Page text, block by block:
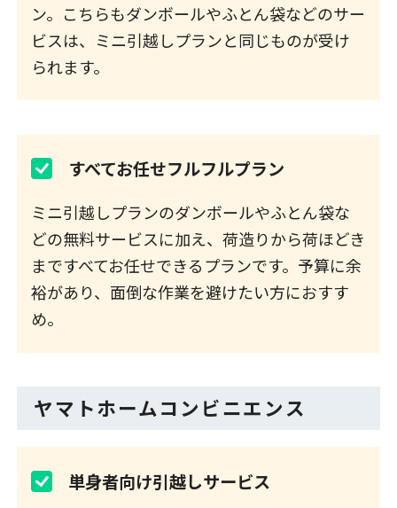
ン。こちらもダンボールやふとん袋などのサー
ビスは、ミニ引越しプランと同じものが受け
られます。
すべてお任せフルフルプラン
ミニ引越しプランのダンボールやふとん袋な
どの無料サービスに加え、荷造りから荷ほどき
まですべてお任せできるプランです。予算に余
裕があり、面倒な作業を避けたい方におすす
め。
ヤマトホームコンビニエンス
単身者向け引越しサービス